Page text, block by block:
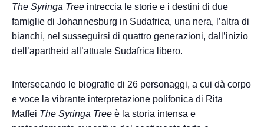
The Syringa Tree intreccia le storie e i destini di due
famiglie di Johannesburg in Sudafrica, una nera, l’altra di
bianchi, nel susseguirsi di quattro generazioni, dall’inizio
dell’apartheid all’attuale Sudafrica libero.
Intersecando le biografie di 26 personaggi, a cui dà corpo
e voce la vibrante interpretazione polifonica di Rita
Maffei The Syringa Tree è la storia intensa e